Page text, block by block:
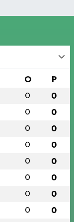
O P
0 0
0 0
0 0
0 0
0 0
0 0
0 0
0 0